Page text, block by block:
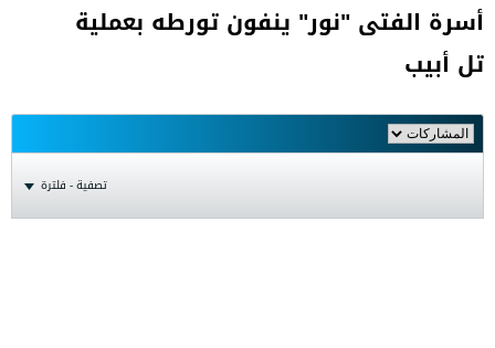
أسرة الفتى "نور" ينفون تورطه بعملية
تل أبيب
تصفية - فلترة